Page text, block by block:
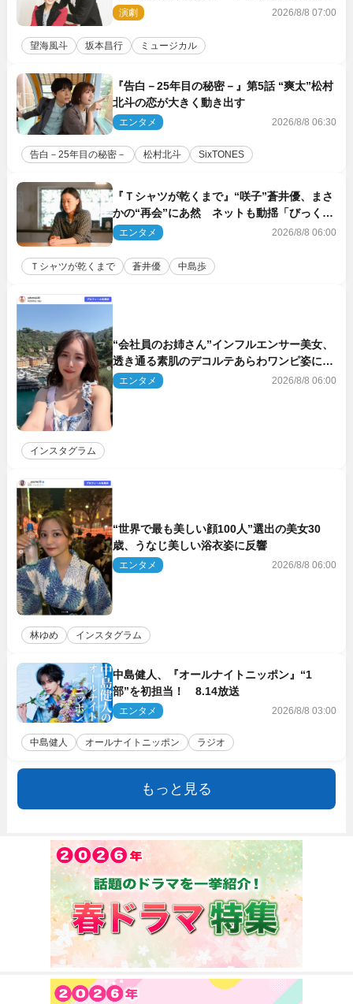
原動力を語る
演劇 2026/8/8 07:00
望海風斗 坂本昌行 ミュージカル
『告白－25年目の秘密－』第5話 “爽太”松村
北斗の恋が大きく動き出す
エンタメ 2026/8/8 06:30
告白－25年目の秘密－ 松村北斗 SixTONES
『Ｔシャツが乾くまで』“咲子”蒼井優、まさ
かの“再会”にあ然 ネットも動揺「びっくり
した!!」「今さら?!」（ネタバレあり）
エンタメ 2026/8/8 06:00
Ｔシャツが乾くまで 蒼井優 中島歩
“会社員のお姉さん”インフルエンサー美女、
透き通る素肌のデコルテあらわワンピ姿に反
響エンタメ 2026/8/8 06:00
インスタグラム
“世界で最も美しい顔100人”選出の美女30
歳、うなじ美しい浴衣姿に反響
エンタメ 2026/8/8 06:00
林ゆめ インスタグラム
中島健人、『オールナイトニッポン』“1
部”を初担当！ 8.14放送
エンタメ 2026/8/8 03:00
中島健人 オールナイトニッポン ラジオ
もっと見る